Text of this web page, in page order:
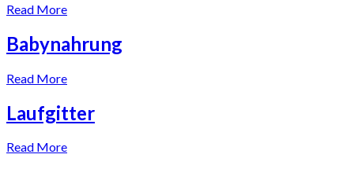
Read More
Babynahrung
Read More
Laufgitter
Read More